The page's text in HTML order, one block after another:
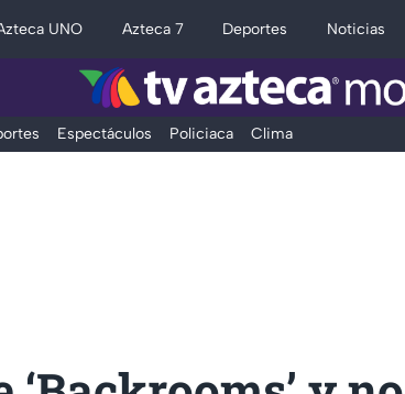
UNO Azteca 7 Deportes Noticias
Espectáculos Policiaca Clima